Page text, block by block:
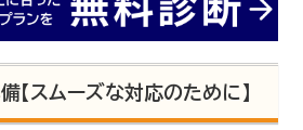
【スムーズな対応のために】